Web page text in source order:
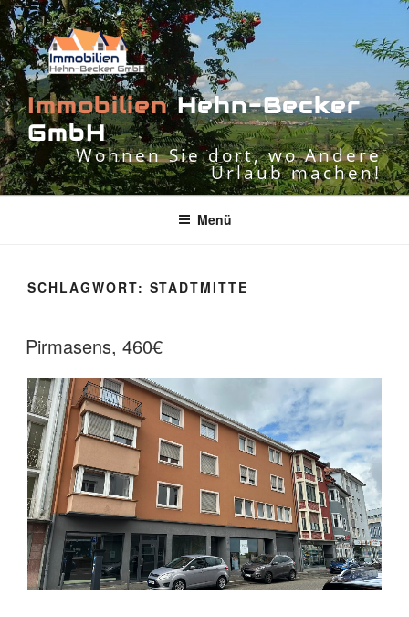
Zum
Inhalt
springen
Immobilien Hehn-Becker
GmbH
Wohnen Sie dort, wo Andere
Urlaub machen!
Menü
SCHLAGWORT: STADTMITTE
Pirmasens, 460€